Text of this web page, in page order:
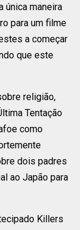
única maneira
para um filme
a começar
que este
religião,
Tentação
como
dois padres
ao Japão para
Killers